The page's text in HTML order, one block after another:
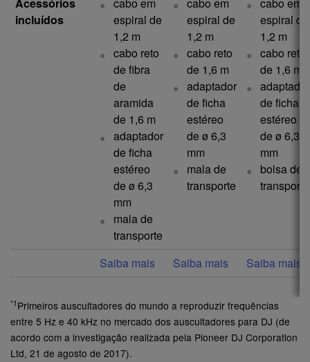
incluídos
espiral de
1,2 m
cabo reto
de fibra
de
aramida
de 1,6 m
adaptador
de ficha
estéreo
de ø 6,3
mm
mala de
transporte
espiral de
1,2 m
cabo reto
de 1,6 m
adaptador
de ficha
estéreo
de ø 6,3
mm
mala de
transporte
espiral de
1,2 m
cabo reto
de 1,6 m
adaptador
de ficha
estéreo
de ø 6,3
mm
bolsa de
transporte
Saiba mais Saiba mais Saiba mais
*1 Primeiros auscultadores do mundo a reproduzir frequências
entre 5 Hz e 40 kHz no mercado dos auscultadores para DJ (de
acordo com a investigação realizada pela Pioneer DJ Corporation
Ltd, 21 de agosto de 2017).